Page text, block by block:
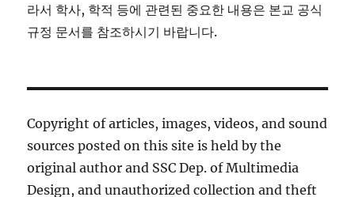
라서 학사, 학적 등에 관련된 중요한 내용은 본교 공식
규정 문서를 참조하시기 바랍니다.
Copyright of articles, images, videos, and sound
sources posted on this site is held by the
original author and SSC Dep. of Multimedia
Design, and unauthorized collection and theft